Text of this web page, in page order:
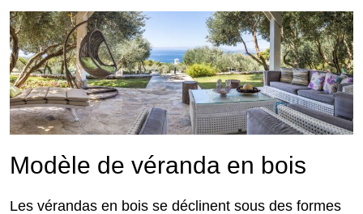
Modèle de véranda en bois
Les vérandas en bois se déclinent sous des formes